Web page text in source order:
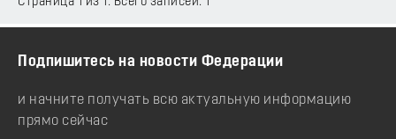
Подпишитесь на новости Федерации
и начните получать всю актуальную информацию
прямо сейчас